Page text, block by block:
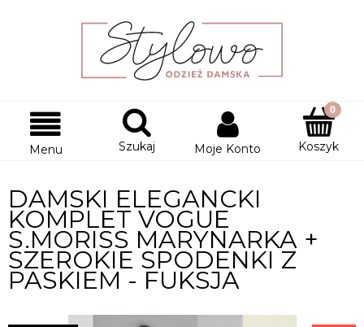
Menu Szukaj Moje Konto Koszyk
DAMSKI ELEGANCKI
KOMPLET VOGUE
S.MORISS MARYNARKA +
SZEROKIE SPODENKI Z
PASKIEM - FUKSJA